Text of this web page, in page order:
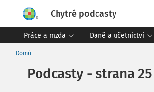
Chytré podcasty
Práce a mzda Daně a učetnictví
Domů
Podcasty - strana 25